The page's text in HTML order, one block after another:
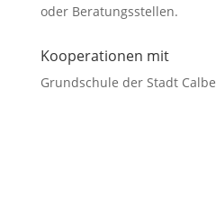
oder Beratungsstellen.
Kooperationen mit
Grundschule der Stadt Calbe